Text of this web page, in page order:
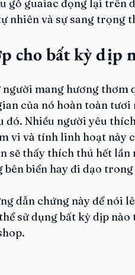
gỗ guaiac đọng lại trên
nhiên và sự sang trọng
cho bất kỳ dịp
mang hương thơm
của nó hoàn toàn
đó. Nhiều người yêu
vi và tính linh hoạt này
sẽ thấy thích thú hết
bên biển hay đi dạo
dẫn chứng này để nói
sử dụng bất kỳ dịp